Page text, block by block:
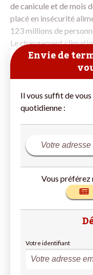
de canicule et de mois
placé en insécurité
123 millions de
Le changement
Envie de
Il vous suffit de
quotidienne :
Vous préférez
Votre identifiant